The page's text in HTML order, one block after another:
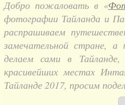
Добро пожаловать в «
фотографии Тайланда и
распрашиваем
замечательной стране,
делаем сами в
красивейших местах
Тайланде 2017, просим